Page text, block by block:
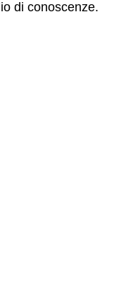
di conoscenze.